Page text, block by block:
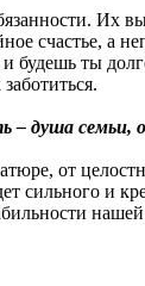
Их
счастье, а
и будешь ты
душа семьи,
от
сильного и